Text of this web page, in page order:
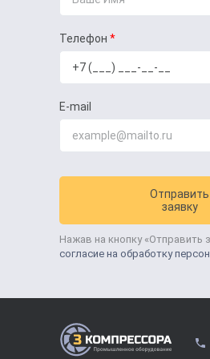
Телефон
E-mail
Отправить
заявку
Нажав на кнопку «Отправить
согласие на обработку